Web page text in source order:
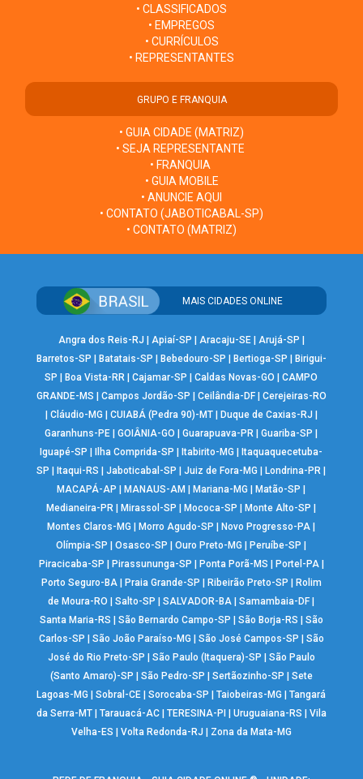
• CLASSIFICADOS
• EMPREGOS
• CURRÍCULOS
• REPRESENTANTES
GRUPO E FRANQUIA
• GUIA CIDADE (MATRIZ)
• SEJA REPRESENTANTE
• FRANQUIA
• GUIA MOBILE
• ANUNCIE AQUI
• CONTATO (JABOTICABAL-SP)
• CONTATO (MATRIZ)
MAIS CIDADES ONLINE
Angra dos Reis-RJ Apiaí-SP Aracaju-SE| Arujá-SP
Barretos-SP
Batatais-SP Bebedouro-SP Bertioga-SP
Birigui-
SP
Boa Vista-RR |Cajamar-SP |Caldas Novas-GO |CAMPO
GRANDE-MS
Campos Jordão-SP Ceilândia-DF| Cerejeiras-RO
Cláudio-MG CUIABÁ (Pedra 90)-MT| Duque de Caxias-RJ
Garanhuns-PE |GOIÂNIA-GO |Guarapuava-PR |Guariba-SP
Iguapé-SP
Ilha Comprida-SP Itabirito-MG
Itaquaquecetuba-
SP
Itaqui-RS |Jaboticabal-SP |Juiz de Fora-MG Londrina-PR
MACAPÁ-AP
MANAUS-AM Mariana-MG Matão-SP
Medianeira-PR
Mirassol-SP Mococa-SP Monte Alto-SP
Montes Claros-MG
Morro Agudo-SP Novo Progresso-PA
Olímpia-SP
|Osasco-SP |Ouro Preto-MG Peruíbe-SP
Piracicaba-SP
Pirassununga-SP Ponta Porã-MS Portel-PA|
Porto Seguro-BA| Praia Grande-SP Ribeirão Preto-SP
Rolim
de Moura-RO
|Salto-SP |SALVADOR-BA |Samambaia-DF
Santa Maria-RS
São Bernardo Campo-SP São Borja-RS
São
Carlos-SP
São João Paraíso-MG São José Campos-SP
São
José do Rio Preto-SP
São Paulo (Itaquera)-SP
São Paulo
(Santo Amaro)-SP
São Pedro-SP Sertãozinho-SP
Sete
Lagoas-MG
|Sobral-CE |Sorocaba-SP |Taiobeiras-MG |Tangará
da Serra-MT| Tarauacá-AC| TERESINA-PI Uruguaiana-RS
Vila
Velha-ES
Volta Redonda-RJ Zona da Mata-MG